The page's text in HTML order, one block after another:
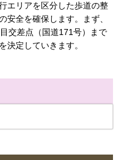
エリアを区分した歩道の整
安全を確保します。まず、
交差点（国道171号）まで
決定していきます。